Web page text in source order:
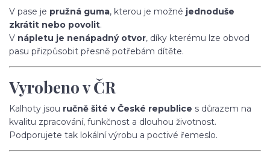
V pase je pružná guma, kterou je možné jednoduše
zkrátit nebo povolit.
V nápletu je nenápadný otvor, díky kterému lze obvod
pasu přizpůsobit přesně potřebám dítěte.
Vyrobeno v ČR
Kalhoty jsou ručně šité v České republice s důrazem na
kvalitu zpracování, funkčnost a dlouhou životnost.
Podporujete tak lokální výrobu a poctivé řemeslo.